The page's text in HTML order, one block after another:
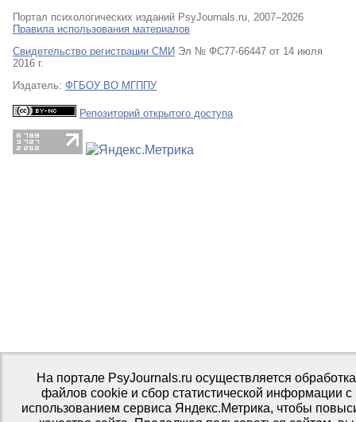
Портал психологических изданий PsyJournals.ru, 2007–2026
Правила использования материалов
Свидетельство регистрации СМИ Эл № ФС77-66447 от 14 июля
2016 г.
Издатель: ФГБОУ ВО МГППУ
Репозиторий открытого доступа
На портале PsyJournals.ru осуществляется обработка
файлов cookie и сбор статистической информации с
использованием сервиса Яндекс.Метрика, чтобы